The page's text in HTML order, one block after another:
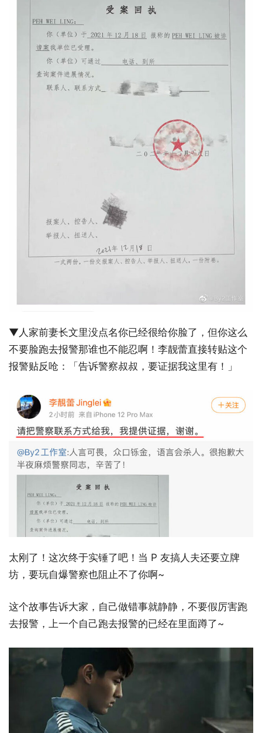
▼人家前妻长文里没点名你已经很给你脸了，但你这么
不要脸跑去报警那谁也不能忍啊！李靓蕾直接转贴这个
报警贴反呛：「告诉警察叔叔，要证据我这里有！」
太刚了！这次终于实锤了吧！当 P 友搞人夫还要立牌
坊，要玩自爆警察也阻止不了你啊~
这个故事告诉大家，自己做错事就静静，不要假厉害跑
去报警，上一个自己跑去报警的已经在里面蹲了~